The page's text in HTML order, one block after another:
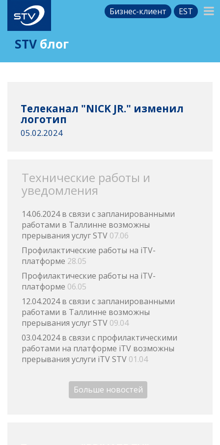
Бизнес-клиент EST
STV блог
Телеканал "NICK JR." изменил
логотип
05.02.2024
Технические работы и
уведомления
14.06.2024 в связи с запланированными
работами в Таллинне возможны
прерывания услуг STV 07.06
Профилактические работы на iTV-
платформе 28.05
Профилактические работы на iTV-
платформе 06.05
12.04.2024 в связи с запланированными
работами в Таллинне возможны
прерывания услуг STV 09.04
03.04.2024 в связи с профилактическими
работами на платформе iTV возможны
прерывания услуги iTV STV 01.04
Больше новостей